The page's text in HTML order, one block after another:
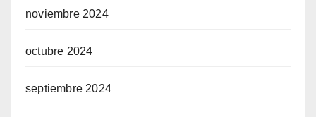
noviembre 2024
octubre 2024
septiembre 2024